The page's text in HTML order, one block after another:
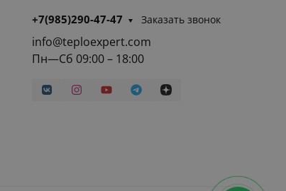
+7(985)290-47-47 Заказать звонок
info@teploexpert.com
Пн—Сб 09:00 – 18:00